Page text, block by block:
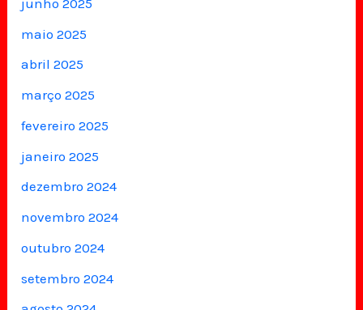
maio 2025
abril 2025
março 2025
fevereiro 2025
janeiro 2025
dezembro 2024
novembro 2024
outubro 2024
setembro 2024